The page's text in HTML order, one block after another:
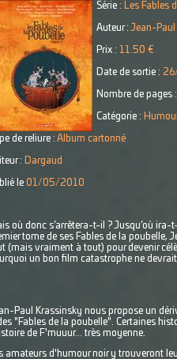
Série : Les Fables
Auteur : Jean-
Prix : 11.50 €
Date de sortie :
Nombre de pages :
Catégorie :
de reliure : Album cartonné
: Dargaud
le 01/05/2010
où donc s’arrêtera-t-il ? Jusqu’où
tome de ses Fables de la poubelle,
(mais vraiment à tout) pour devenir
un bon film catastrophe ne
Paul Krassinsky nous propose un
"Fables de la poubelle". Certaines
de F'muuur... très moyenne.
amateurs d'humour noir y trouveront